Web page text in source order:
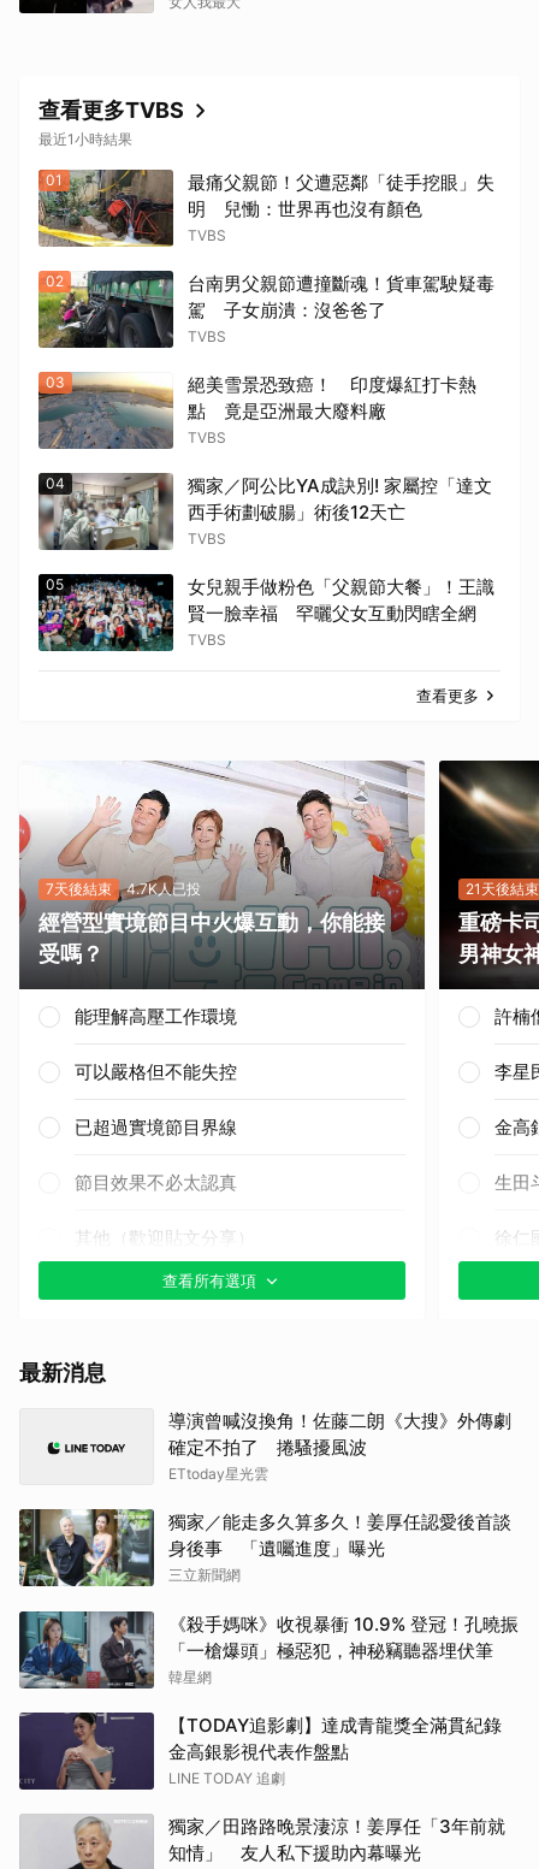
查看更多TVBS
最近1小時結果
01
最痛父親節！父遭惡鄰「徒手挖眼」失
明 兒慟：世界再也沒有顏色
TVBS
02
台南男父親節遭撞斷魂！貨車駕駛疑毒
駕 子女崩潰：沒爸爸了
TVBS
03
絕美雪景恐致癌！ 印度爆紅打卡熱
點 竟是亞洲最大廢料廠
TVBS
04
獨家／阿公比YA成訣別! 家屬控「達文
西手術劃破腸」術後12天亡
TVBS
05
女兒親手做粉色「父親節大餐」！王識
賢一臉幸福 罕曬父女互動閃瞎全網
TVBS
查看更多
7天後結束 4.7K人已投
經營型實境節目中火爆互動，你能接
受嗎？
能理解高壓工作環境
可以嚴格但不能失控
已超過實境節目界線
節目效果不必太認真
其他（歡迎貼文分享）
查看所有選項
21天後結束
重磅卡
男神女
許楠
李星
金高
生田
徐仁
金武
山下
最新消息
導演曾喊沒換角！佐藤二朗《大搜》外傳劇
確定不拍了 捲騷擾風波
ETtoday星光雲
獨家／能走多久算多久！姜厚任認愛後首談
身後事 「遺囑進度」曝光
三立新聞網
《殺手媽咪》收視暴衝 10.9% 登冠！孔曉振
「一槍爆頭」極惡犯，神秘竊聽器埋伏筆
韓星網
【TODAY追影劇】達成青龍獎全滿貫紀錄
金高銀影視代表作盤點
LINE TODAY 追劇
獨家／田路路晚景淒涼！姜厚任「3年前就
知情」 友人私下援助內幕曝光